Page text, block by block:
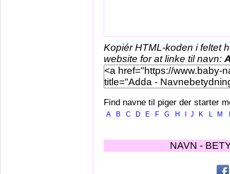
Kopiér HTML-koden i feltet
website for at linke til navn:
Find navne til piger der starter
A B C D E F G H J K L M
NAVN -